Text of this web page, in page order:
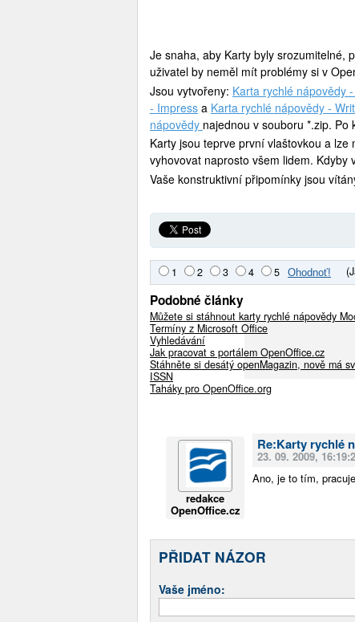
Je snaha, aby Karty byly srozumitelné,
uživatel by neměl mít problémy si v
Jsou vytvořeny: Karta rychlé nápovědy
- Impress a Karta rychlé nápovědy -
nápovědy najednou v souboru *.zip.
Karty jsou teprve první vlaštovkou a
vyhovovat naprosto všem lidem. Kdyby
Vaše konstruktivní připomínky jsou
1 2 3 4 5
Podobné články
Můžete si stáhnout karty rychlé nápovědy
Termíny z Microsoft Office
Vyhledávání
Jak pracovat s portálem OpenOffice.cz
Stáhněte si desátý openMagazin, nově má
ISSN
Taháky pro OpenOffice.org
redakce
OpenOffice.cz
Re:Karty rychlé
23. 09. 2009,
Ano, je to tím,
PŘIDAT NÁZOR
Vaše jméno: